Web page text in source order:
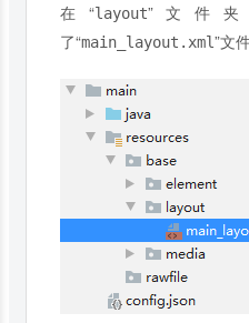
在“layout”文件
了“main_layout.xml”文件